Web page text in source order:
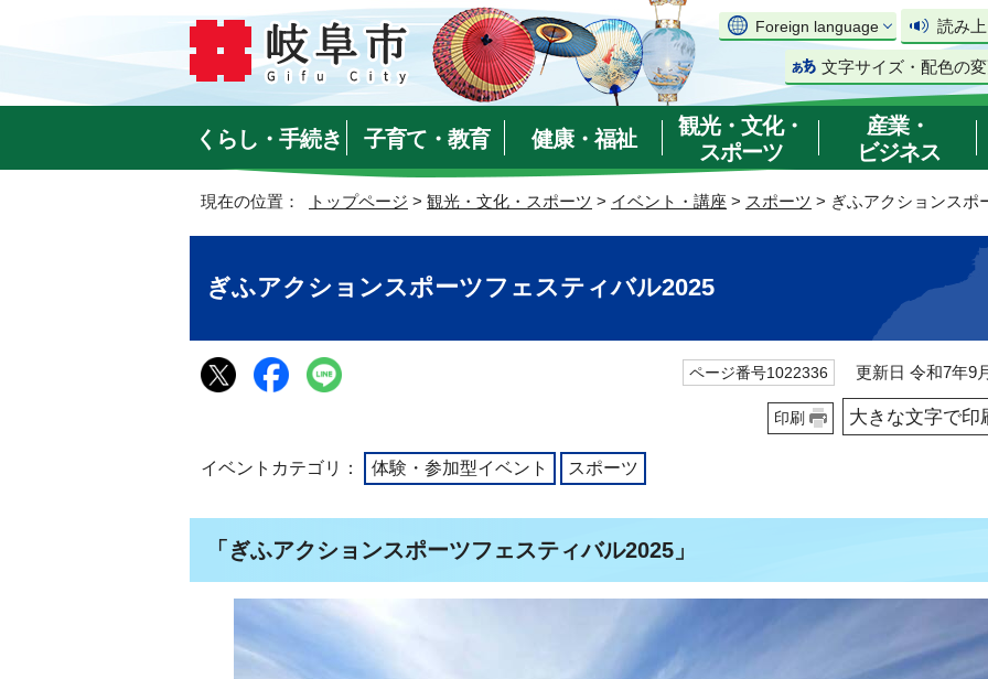
Foreign language 読み
文字サイズ・配色の
くらし・手続き 子育て・教育 健康・福祉
観光・文化・
スポーツ
産業・
ビジネス
現在の位置： トップページ > 観光・文化・スポーツ > イベント・講座 > スポーツ > ぎふアクションスポ
ぎふアクションスポーツフェスティバル2025
ページ番号1022336 更新日 令和7年9
印刷 大きな文字で印
イベントカテゴリ： 体験・参加型イベント スポーツ
「ぎふアクションスポーツフェスティバル2025」